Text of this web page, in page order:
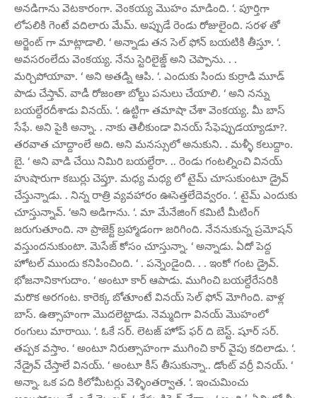
అనడిగాను వెటకారంగా. వెంకయ్య మొహం మాడింది. ‘. పూర్తిగా
లోపలికి గెంటే వదిలారు మేమ్. అప్పుడే రెండు రోజులైంది. సరళ తో
అర్జెంట్ గా మాట్లాడాలి. ‘ అన్నాడు తన సెల్ ఫోన్ బయటికి తీస్తూ. ‘.
అవసరంలేదు వెంకయ్య. నేను స్టెరిలైజ్డ్ అని చెప్పాను. . .
మర్చిపోయావా. ‘ అని అతడ్ని ఆపి. ‘. ఎందుకు సిందు కుర్రాడి మూడ్
పాడు చేస్తావ్. వాడీ రోజంతా బోల్డు పనులు చేయాలి. ‘ అని నన్ను
బయల్దేరదీశాడు వినయ్. ‘. ఉట్టిగా తమాషా చేశా వెంకయ్య. మీ బాస్
సేఫే. అని పైకి అన్నా. . నాకు తెలీకుండా వినయ్ సేఫెప్పుడయ్యాడూ?.
తరవాత చూద్దాంలే అది. అని మనస్సులో అనుకుని. . మళ్ళీ కలుద్దాం.
బై. ‘ అని వాడి చేయి నిమిరి బయల్దేరా. .. రెండు గంటల్నించి వినయ్
హుషారుగా కబుర్లు చెప్తూ. మధ్య మధ్య లో టైమ్ చూసుకుంటూ డ్రైవ్
చేస్తున్నాడు. . నిన్న రాత్రి వ్యవహారం ఊసెత్తలేదెవ్వరం. ‘. టైమ్ ఎందుకు
చూస్తున్నావ్. ‘అని అడిగాను. ‘. మా మేనేజింగ్ కమిటీ మీటింగ్
జరుగుతూంది. నా ప్రాజెక్ట్ బ్రహ్మాడంగా జరిగింది. నేననుకున్న ప్రమోషన్
వస్తుందనుకుంటా. మెసేజ్ కోసం చూస్తున్నా. ‘ అన్నాడు. ఏదో పెద్ద
హోటల్ ముందు కనిపించింది. ‘ . పన్నెండైంది. . . ఇంకో గంట డ్రైవ్.
భోజనానికాగుదాం. ‘ అంటూ కార్ ఆపాడు. ముగించి బయల్దేరేసరికి
మరొక అరగంట. కారెక్క బోతూంటే వినయ్ సెల్ ఫోన్ మోగింది. వాళ్ల
బాస్. ఉత్సాహంగా మొదలెట్టాడు. నెమ్మదిగా వినయ్ మొహంలో
రంగులు మారాయి. ‘. ఓకే సర్. లెటజ్ హోప్ ఫర్ ది బెస్ట్. షూర్ సర్.
తప్పక వస్తాం. ‘ అంటూ నిరుత్సాహంగా ముగించి కార్ వైపు కదిలాడు. ‘.
నేడ్రైవ్ చేస్తాలే వినయ్. ‘ అంటూ కీస్ తీసుకున్నా.. డోంట్ వర్రీ వినయ్. ‘
అన్నా. ఒక పది కిలోమీటర్లు వెళ్ళింతర్వాత. ‘. ఇంచుమించు